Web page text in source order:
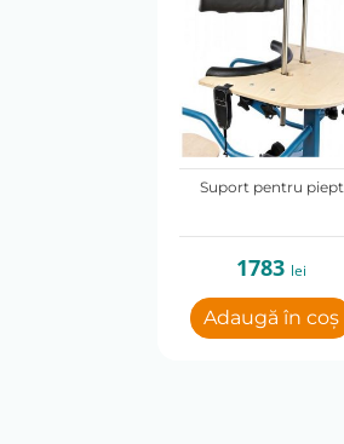
Suport pentru piept
1783 lei
Adaugă în coș